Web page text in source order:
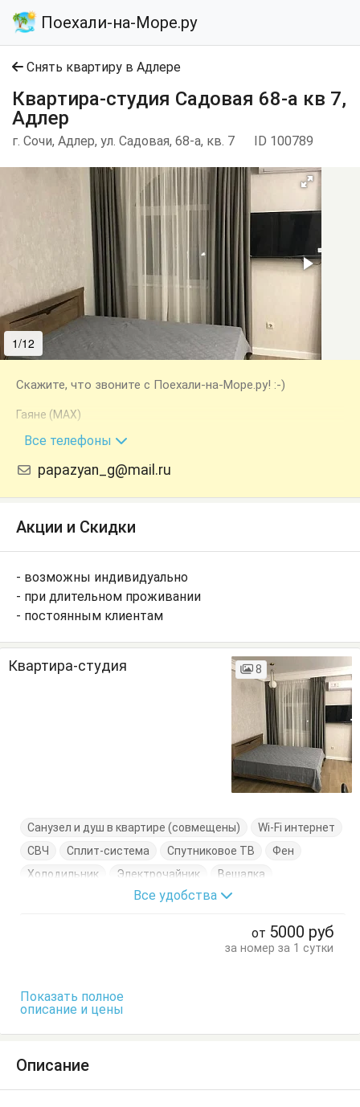
Поехали-на-Море.ру
Снять квартиру в Адлере
Квартира-студия Садовая 68-а кв 7,
Адлер
г. Сочи, Адлер, ул. Садовая, 68-а, кв. 7 ID 100789
1/12
Скажите, что звоните с Поехали-на-Море.ру! :-)
Гаяне (MAX)
+7 (918) 917-39-88
Все телефоны
papazyan_g@mail.ru
Акции и Скидки
- возможны индивидуально
- при длительном проживании
- постоянным клиентам
Квартира-студия 8
Санузел и душ в квартире (совмещены)
Wi-Fi интернет
СВЧ
Сплит-система Спутниковое ТВ
Фен
Холодильник
Электрочайник
Вешалка
Журнальный столик
Стулья
Все удобства
от 5000 руб
за номер за 1 сутки
Показать полное
описание и цены
Описание